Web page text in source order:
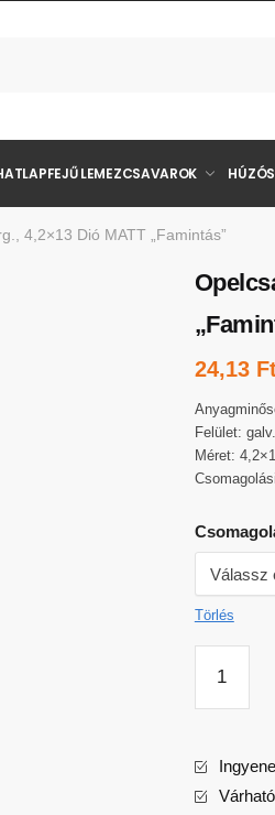
LEMEZCSAVAROK
4,2×13 Dió MATT „Famintás”
24,13
Felület:
Méret:
Törlés